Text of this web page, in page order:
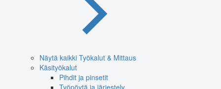
Näytä kaikki Työkalut & Mittaus
Käsityökalut
Pihdit ja pinsetit
Työpöytä ja järjestely